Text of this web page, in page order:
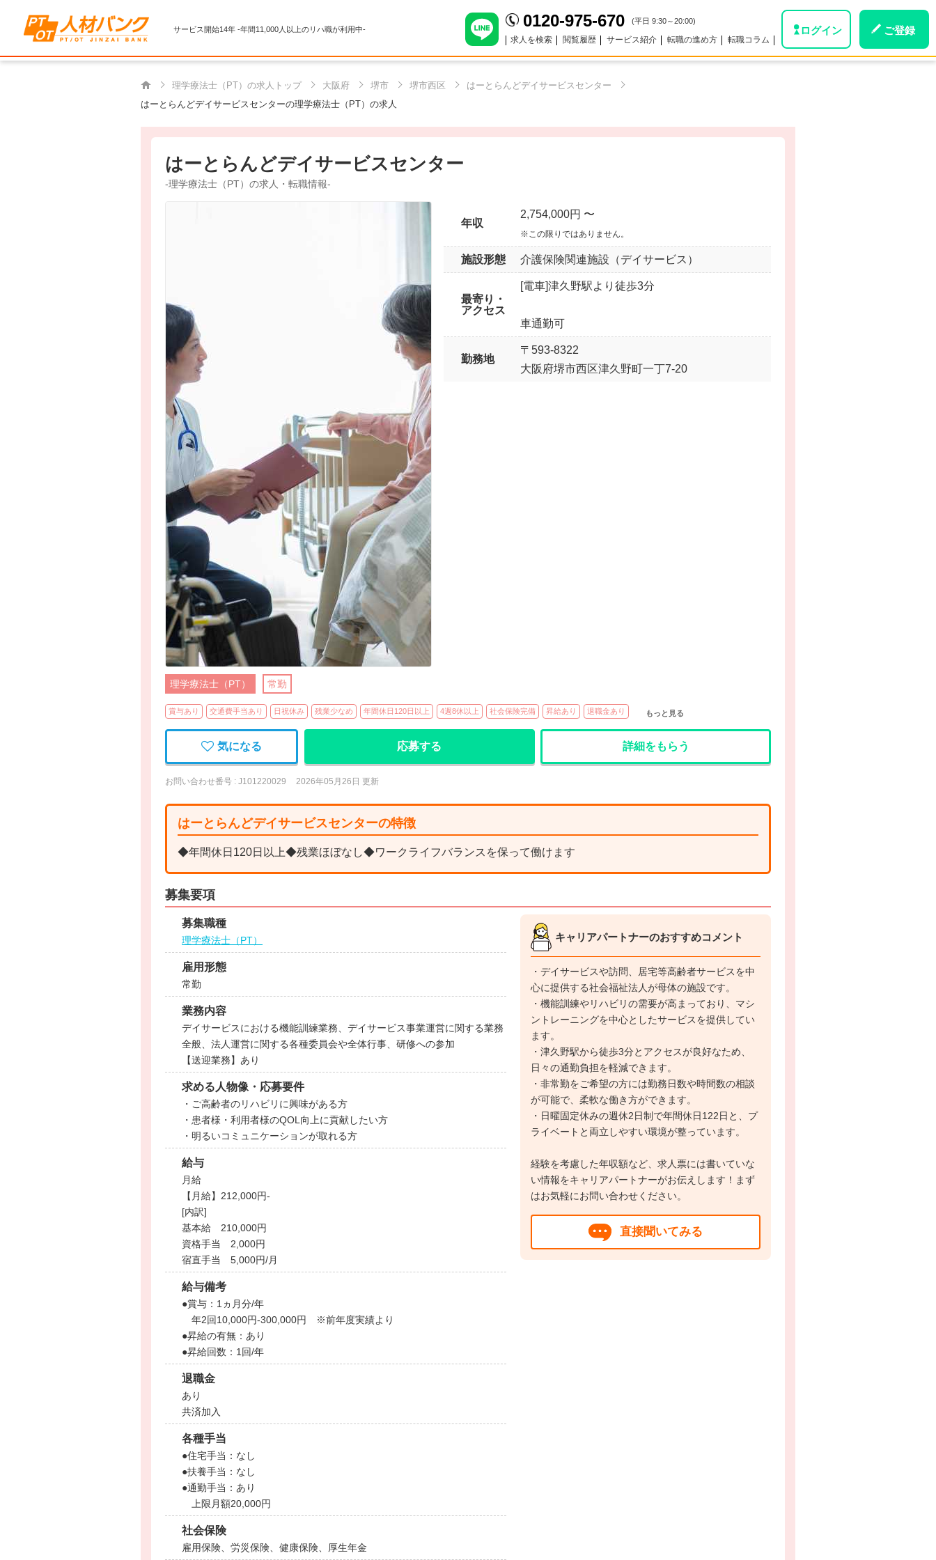
サービス開始14年 -年間11,000人以上のリハ職が利用中- 0120-975-670 (平日 9:30～20:00)
求人を検索 閲覧履歴 サービス紹介 転職の進め方 転職コラム
ログイン ご登録
理学療法士（PT）の求人トップ 大阪府 堺市 堺市西区
はーとらんどデイサービスセンター
はーとらんどデイサービスセンターの理学療法士（PT）の求人
はーとらんどデイサービスセンター
-理学療法士（PT）の求人・転職情報-
理学療法士（PT） 常勤
年収
2,754,000円 〜
※この限りではありません。
施設形態 介護保険関連施設（デイサービス）
最寄り・
アクセス
[電車]津久野駅より徒歩3分
車通勤可
勤務地
〒593-8322
大阪府堺市西区津久野町一丁7-20
賞与あり 交通費手当あり 日祝休み 残業少なめ 年間休日120日以上 4週8休以上 社会保険完備 昇給あり 退職金あり もっと見る
気になる 応募する 詳細をもらう
お問い合わせ番号 : J101220029 2026年05月26日 更新
はーとらんどデイサービスセンターの特徴
◆年間休日120日以上◆残業ほぼなし◆ワークライフバランスを保って働けます
募集要項
募集職種
理学療法士（PT）
雇用形態
常勤
業務内容
デイサービスにおける機能訓練業務、デイサービス事業運営に関する業務
全般、法人運営に関する各種委員会や全体行事、研修への参加
【送迎業務】あり
求める人物像・応募要件
・ご高齢者のリハビリに興味がある方
・患者様・利用者様のQOL向上に貢献したい方
・明るいコミュニケーションが取れる方
給与
月給
【月給】212,000円-
[内訳]
基本給 210,000円
資格手当 2,000円
宿直手当 5,000円/月
給与備考
●賞与：1ヵ月分/年
年2回10,000円-300,000円 ※前年度実績より
●昇給の有無：あり
●昇給回数：1回/年
退職金
あり
共済加入
各種手当
●住宅手当：なし
●扶養手当：なし
●通勤手当：あり
上限月額20,000円
社会保険
雇用保険、労災保険、健康保険、厚生年金
キャリアパートナーのおすすめコメント
・デイサービスや訪問、居宅等高齢者サービスを中
心に提供する社会福祉法人が母体の施設です。
・機能訓練やリハビリの需要が高まっており、マシ
ントレーニングを中心としたサービスを提供してい
ます。
・津久野駅から徒歩3分とアクセスが良好なため、
日々の通勤負担を軽減できます。
・非常勤をご希望の方には勤務日数や時間数の相談
が可能で、柔軟な働き方ができます。
・日曜固定休みの週休2日制で年間休日122日と、プ
ライベートと両立しやすい環境が整っています。
経験を考慮した年収額など、求人票には書いていな
い情報をキャリアパートナーがお伝えします！まず
はお気軽にお問い合わせください。
直接聞いてみる